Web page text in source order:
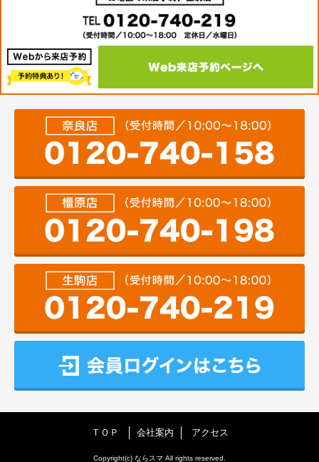
ＴＯＰ 会社案内 アクセス
Copyright(c) ならスマ All rights reserved.